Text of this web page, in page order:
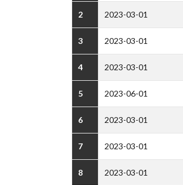
2 2023-03-01
3 2023-03-01
4 2023-03-01
5 2023-06-01
6 2023-03-01
7 2023-03-01
8 2023-03-01